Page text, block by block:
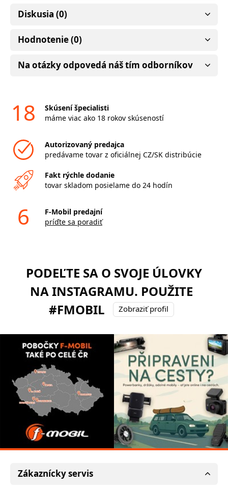
Diskusia (0)
Hodnotenie (0)
Na otázky odpovedá náš tím odborníkov
18
Skúsení špecialisti
máme viac ako 18 rokov skúseností
Autorizovaný predajca
predávame tovar z oficiálnej CZ/SK distribúcie
Fakt rýchle dodanie
tovar skladom posielame do 24 hodín
6
F-Mobil predajní
príďte sa poradiť
PODEĽTE SA O SVOJE ÚLOVKY
NA INSTAGRAMU. POUŽITE
#FMOBIL
Zobraziť profil
Zákaznícky servis